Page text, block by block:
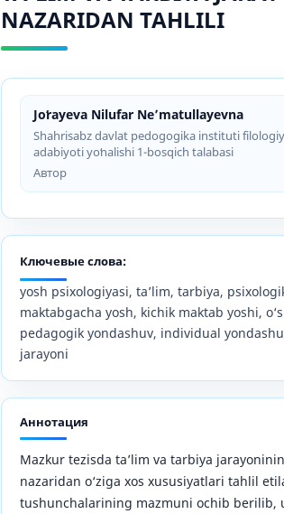
NAZARIDAN TAHLILI
Joʻrayeva Nilufar Neʼmatullayevna
Shahrisabz davlat pedogogika instituti
adabiyoti yoʻnalishi 1-bosqich talabasi
Автор
Ключевые слова:
yosh psixologiyasi, ta’lim, tarbiya,
maktabgacha yosh, kichik maktab yoshi,
pedagogik yondashuv, individual
jarayoni
Аннотация
Mazkur tezisda ta’lim va tarbiya
nazaridan o‘ziga xos xususiyatlari tahlil
tushunchalarining mazmuni ochib berilib,